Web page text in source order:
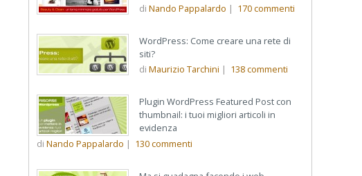
di Nando Pappalardo | 170commenti
WordPress: Come creare una rete di
siti?
di Maurizio Tarchini | 138commenti
Plugin WordPress Featured Post con
thumbnail: i tuoi migliori articoli in
evidenza
di Nando Pappalardo | 130commenti